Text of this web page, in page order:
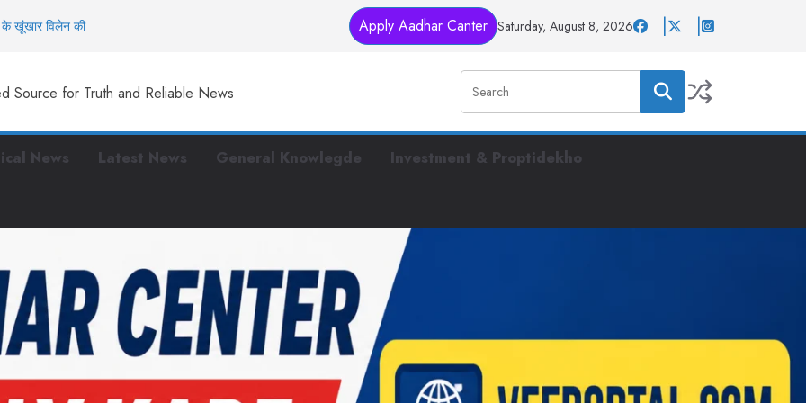
के खूंखार विलेन की
तैयार
पर बीच सड़क पर
Apply Aadhar Canter Saturday, August 8, 2026
Source for Truth and Reliable News
News Latest News General Knowlegde Investment & Proptidekho